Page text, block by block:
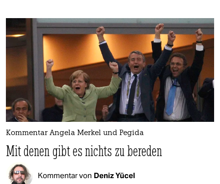
Kommentar Angela Merkel und Pegida
Mit denen gibt es nichts zu bereden
Kommentar von Deniz Yücel